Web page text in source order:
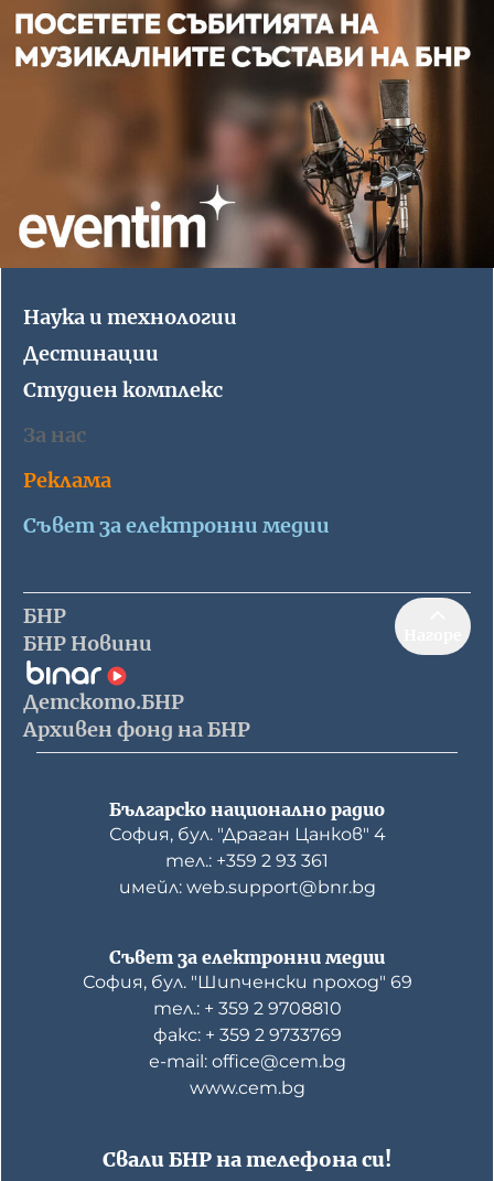
Наука и технологии
Дестинации
Студиен комплекс
За нас
Реклама
Съвет за електронни медии
БНР
БНР Новини
Детското.БНР
Архивен фонд на БНР
Българско национално радио
София, бул. "Драган Цанков" 4
тел.: +359 2 93 361
имейл: web.support@bnr.bg
Свали БНР на телефона си!
Съвет за електронни медии
София, бул. "Шипченски проход" 69
тел.: + 359 2 9708810
факс: + 359 2 9733769
е-mail: office@cem.bg
www.cem.bg